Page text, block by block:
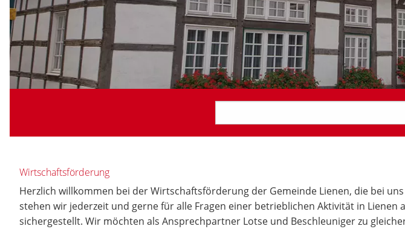
Wirtschaftsförderung
Herzlich willkommen bei der Wirtschaftsförderung der Gemeinde Lienen, die bei
stehen wir jederzeit und gerne für alle Fragen einer betrieblichen Aktivität in
sichergestellt. Wir möchten als Ansprechpartner Lotse und Beschleuniger zu